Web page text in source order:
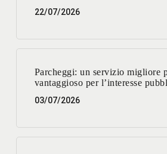
22/07/2026
Parcheggi: un servizio migliore
vantaggioso per l’interesse
03/07/2026